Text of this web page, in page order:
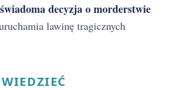
świadoma decyzja o morderstwie
lawinę tragicznych